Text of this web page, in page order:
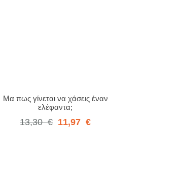
Μα πως γίνεται να χάσεις έναν
ελέφαντα;
13,30 € 11,97 €